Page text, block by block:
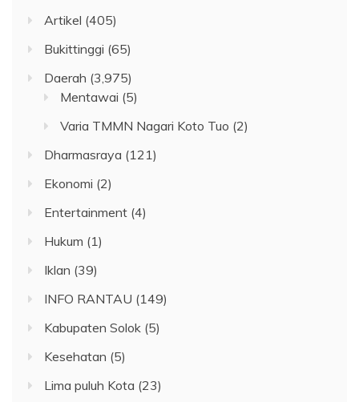
Artikel (405)
Bukittinggi (65)
Daerah (3,975)
Mentawai (5)
Varia TMMN Nagari Koto Tuo (2)
Dharmasraya (121)
Ekonomi (2)
Entertainment (4)
Hukum (1)
Iklan (39)
INFO RANTAU (149)
Kabupaten Solok (5)
Kesehatan (5)
Lima puluh Kota (23)